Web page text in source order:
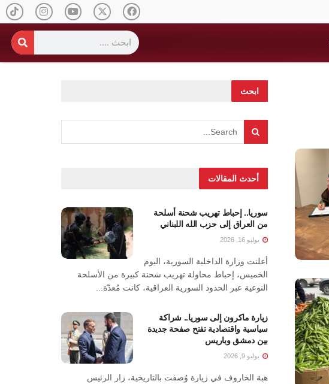
ابحث
أحدث المقالات
سوريا.. إحباط تهريب شحنة أسلحة
من العراق إلى حزب الله اللبناني
يوليو 16, 2026
أعلنت وزارة الداخلية السورية، اليوم
الخميس، إحباط محاولة تهريب شحنة كبيرة من الأسلحة
النوعية عبر الحدود السورية العراقية، كانت مُعدّة...
زيارة ماكرون إلى سوريا.. شراكة
سياسية واقتصادية تفتح صفحة جديدة
بين دمشق وباريس
يوليو 9, 2026
هبة الخاروف في زيارة وُصفت بالتاريخية، زار الرئيس